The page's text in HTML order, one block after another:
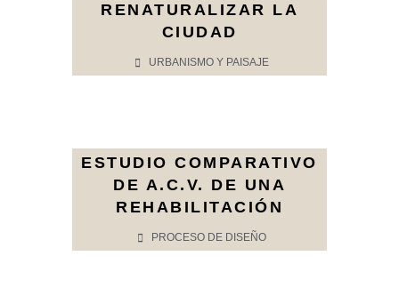
RENATURALIZAR LA
CIUDAD
URBANISMO Y PAISAJE
ESTUDIO COMPARATIVO
DE A.C.V. DE UNA
REHABILITACIÓN
PROCESO DE DISEÑO